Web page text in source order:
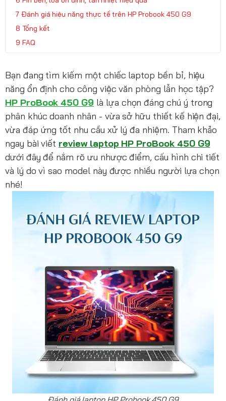
Đánh giá hiệu năng thực tế trên HP Probook 450 G9
Tổng kết
FAQ
Bạn đang tìm kiếm một chiếc laptop bền bỉ, hiệu
năng ổn định cho công việc văn phòng lẫn học tập?
HP ProBook 450 G9 là lựa chọn đáng chú ý trong
phân khúc doanh nhân - vừa sở hữu thiết kế hiện đại,
vừa đáp ứng tốt nhu cầu xử lý đa nhiệm. Tham khảo
ngay bài viết review laptop HP ProBook 450 G9
dưới đây để nắm rõ ưu nhược điểm, cấu hình chi tiết
và lý do vì sao model này được nhiều người lựa chọn
nhé!